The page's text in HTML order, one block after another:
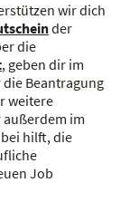
wir dich
der
die
, geben dir im
Beantragung
weitere
außerdem im
hilft, die
Job